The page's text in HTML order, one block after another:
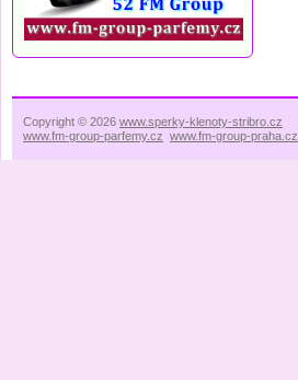
Copyright © 2026 www.sperky-klenoty-stribro.cz
www.fm-group-parfemy.cz www.fm-group-praha.cz